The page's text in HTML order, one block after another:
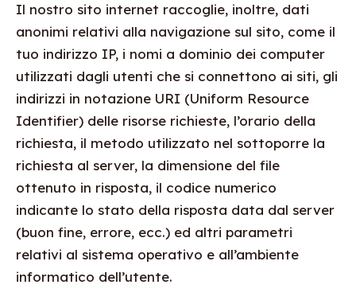
Il nostro sito internet raccoglie, inoltre, dati
anonimi relativi alla navigazione sul sito, come il
tuo indirizzo IP, i nomi a dominio dei computer
utilizzati dagli utenti che si connettono ai siti, gli
indirizzi in notazione URI (Uniform Resource
Identifier) delle risorse richieste, l’orario della
richiesta, il metodo utilizzato nel sottoporre la
richiesta al server, la dimensione del file
ottenuto in risposta, il codice numerico
indicante lo stato della risposta data dal server
(buon fine, errore, ecc.) ed altri parametri
relativi al sistema operativo e all’ambiente
informatico dell’utente.